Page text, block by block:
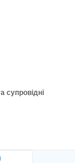
супровідні